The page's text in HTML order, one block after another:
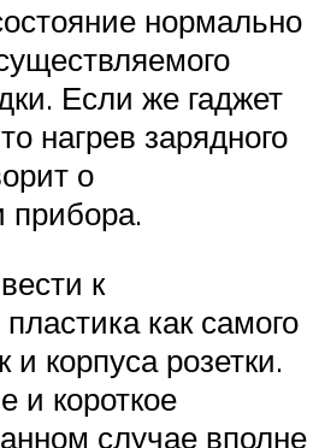
нормально
Если же гаджет
нагрев зарядного
о
прибора.
к
как самого
и корпуса розетки.
и короткое
случае вполне